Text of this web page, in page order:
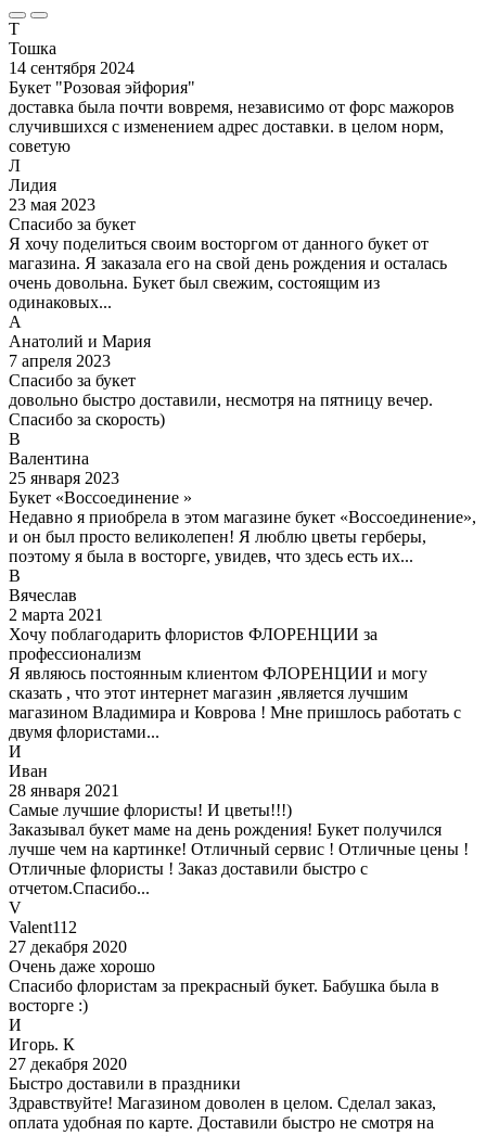
Т
Тошка
14 сентября 2024
Букет "Розовая эйфория"
доставка была почти вовремя, независимо от форс мажоров
случившихся с изменением адрес доставки. в целом норм,
советую
Л
Лидия
23 мая 2023
Спасибо за букет
Я хочу поделиться своим восторгом от данного букет от
магазина. Я заказала его на свой день рождения и осталась
очень довольна. Букет был свежим, состоящим из
одинаковых...
А
Анатолий и Мария
7 апреля 2023
Спасибо за букет
довольно быстро доставили, несмотря на пятницу вечер.
Спасибо за скорость)
В
Валентина
25 января 2023
Букет «Воссоединение »
Недавно я приобрела в этом магазине букет «Воссоединение»,
и он был просто великолепен! Я люблю цветы герберы,
поэтому я была в восторге, увидев, что здесь есть их...
В
Вячеслав
2 марта 2021
Хочу поблагодарить флористов ФЛОРЕНЦИИ за
профессионализм
Я являюсь постоянным клиентом ФЛОРЕНЦИИ и могу
сказать , что этот интернет магазин ,является лучшим
магазином Владимира и Коврова ! Мне пришлось работать с
двумя флористами...
И
Иван
28 января 2021
Самые лучшие флористы! И цветы!!!)
Заказывал букет маме на день рождения! Букет получился
лучше чем на картинке! Отличный сервис ! Отличные цены !
Отличные флористы ! Заказ доставили быстро с
отчетом.Спасибо...
V
Valent112
27 декабря 2020
Очень даже хорошо
Спасибо флористам за прекрасный букет. Бабушка была в
восторге :)
И
Игорь. К
27 декабря 2020
Быстро доставили в праздники
Здравствуйте! Магазином доволен в целом. Сделал заказ,
оплата удобная по карте. Доставили быстро не смотря на